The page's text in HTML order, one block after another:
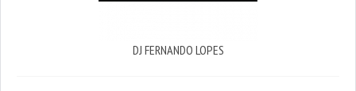
DJ FERNANDO LOPES